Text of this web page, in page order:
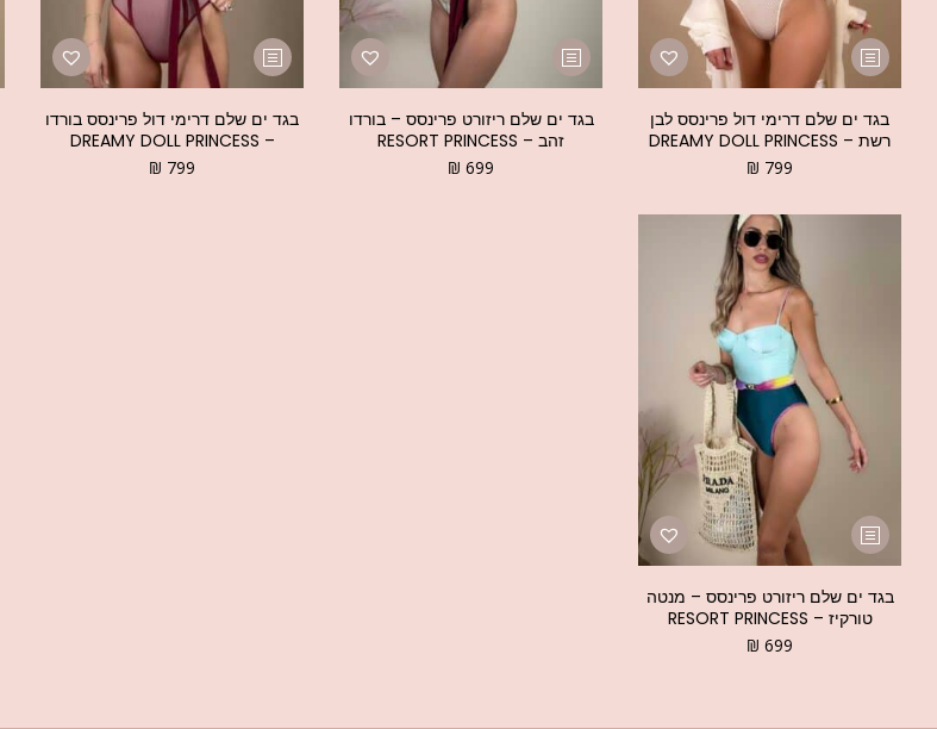
בגד ים שלם דרימי דול פרינסס לבן
רשת – DREAMY DOLL PRINCESS
₪ 799
בגד ים שלם ריזורט פרינסס – בורדו
זהב – RESORT PRINCESS
₪ 699
בגד ים שלם דרימי דול פרינסס בורדו
– DREAMY DOLL PRINCESS
₪ 799
בגד ים שלם ריזורט פרינסס – מנטה
טורקיז – RESORT PRINCESS
₪ 699